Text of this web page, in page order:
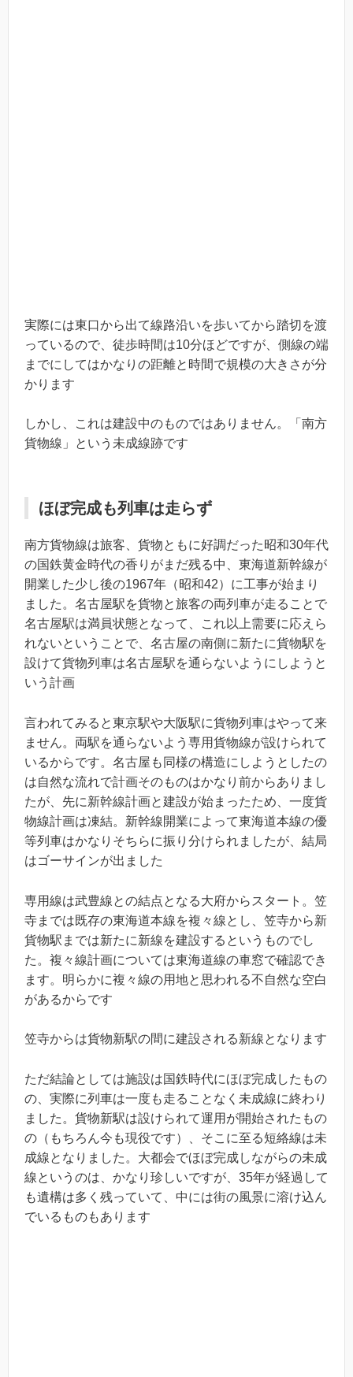
実際には東口から出て線路沿いを歩いてから踏切を渡
っているので、徒歩時間は10分ほどですが、側線の端
までにしてはかなりの距離と時間で規模の大きさが分
かります
しかし、これは建設中のものではありません。「南方
貨物線」という未成線跡です
ほぼ完成も列車は走らず
南方貨物線は旅客、貨物ともに好調だった昭和30年代
の国鉄黄金時代の香りがまだ残る中、東海道新幹線が
開業した少し後の1967年（昭和42）に工事が始まり
ました。名古屋駅を貨物と旅客の両列車が走ることで
名古屋駅は満員状態となって、これ以上需要に応えら
れないということで、名古屋の南側に新たに貨物駅を
設けて貨物列車は名古屋駅を通らないようにしようと
いう計画
言われてみると東京駅や大阪駅に貨物列車はやって来
ません。両駅を通らないよう専用貨物線が設けられて
いるからです。名古屋も同様の構造にしようとしたの
は自然な流れで計画そのものはかなり前からありまし
たが、先に新幹線計画と建設が始まったため、一度貨
物線計画は凍結。新幹線開業によって東海道本線の優
等列車はかなりそちらに振り分けられましたが、結局
はゴーサインが出ました
専用線は武豊線との結点となる大府からスタート。笠
寺までは既存の東海道本線を複々線とし、笠寺から新
貨物駅までは新たに新線を建設するというものでし
た。複々線計画については東海道線の車窓で確認でき
ます。明らかに複々線の用地と思われる不自然な空白
があるからです
笠寺からは貨物新駅の間に建設される新線となります
ただ結論としては施設は国鉄時代にほぼ完成したもの
の、実際に列車は一度も走ることなく未成線に終わり
ました。貨物新駅は設けられて運用が開始されたもの
の（もちろん今も現役です）、そこに至る短絡線は未
成線となりました。大都会でほぼ完成しながらの未成
線というのは、かなり珍しいですが、35年が経過して
も遺構は多く残っていて、中には街の風景に溶け込ん
でいるものもあります